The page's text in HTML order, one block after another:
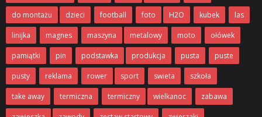
- Identyfikatory, piny
- Linijki
- Bombki
- Zestawy startowe
- Maszyny do montażu breloków i pinów
do montażu dzieci football foto H2O kubek las
linijka magnes maszyna metalowy moto ołówek
pamiątki pin podstawka produkcja pusta puste
pusty reklama rower sport swieta szkoła
take away termiczna termiczny wielkanoc zabawa